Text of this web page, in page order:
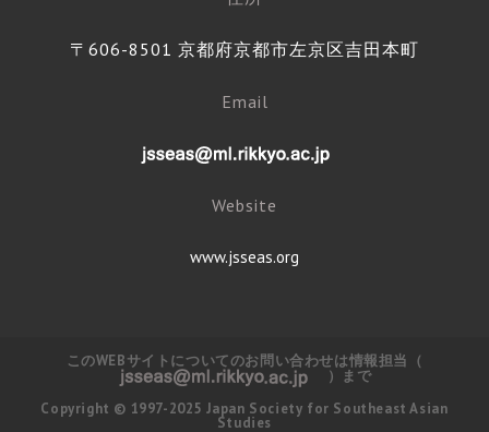
〒606-8501 京都府京都市左京区吉田本町
Email
Website
www.jsseas.org
このWEBサイトについてのお問い合わせは情報担当（
）まで
Copyright © 1997-2025 Japan Society for Southeast Asian
Studies